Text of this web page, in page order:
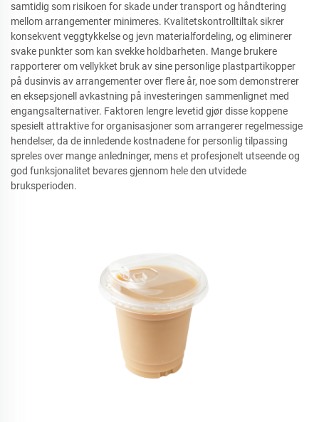
samtidig som risikoen for skade under transport og håndtering
mellom arrangementer minimeres. Kvalitetskontrolltiltak sikrer
konsekvent veggtykkelse og jevn materialfordeling, og eliminerer
svake punkter som kan svekke holdbarheten. Mange brukere
rapporterer om vellykket bruk av sine personlige plastpartikopper
på dusinvis av arrangementer over flere år, noe som demonstrerer
en eksepsjonell avkastning på investeringen sammenlignet med
engangsalternativer. Faktoren lengre levetid gjør disse koppene
spesielt attraktive for organisasjoner som arrangerer regelmessige
hendelser, da de innledende kostnadene for personlig tilpassing
spreles over mange anledninger, mens et profesjonelt utseende og
god funksjonalitet bevares gjennom hele den utvidede
bruksperioden.